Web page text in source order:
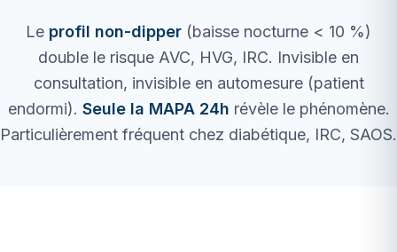
Le profil non-dipper (baisse nocturne < 10 %)
double le risque AVC, HVG, IRC. Invisible en
consultation, invisible en automesure (patient
endormi). Seule la MAPA 24h révèle le phénomène.
Particulièrement fréquent chez diabétique, IRC, SAOS.